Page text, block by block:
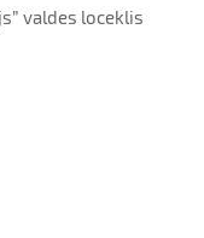
valdes loceklis